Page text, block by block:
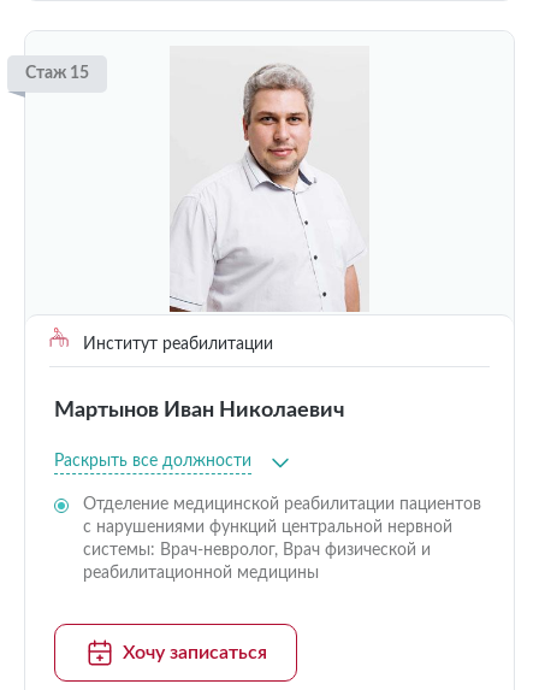
Стаж 15
Институт реабилитации
Мартынов Иван Николаевич
Раскрыть все должности
Отделение медицинской реабилитации пациентов
с нарушениями функций центральной нервной
системы: Врач-невролог, Врач физической и
реабилитационной медицины
Хочу записаться